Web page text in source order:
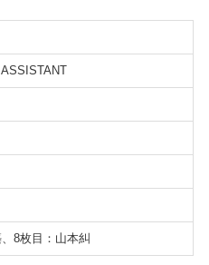
8枚目：山本糾